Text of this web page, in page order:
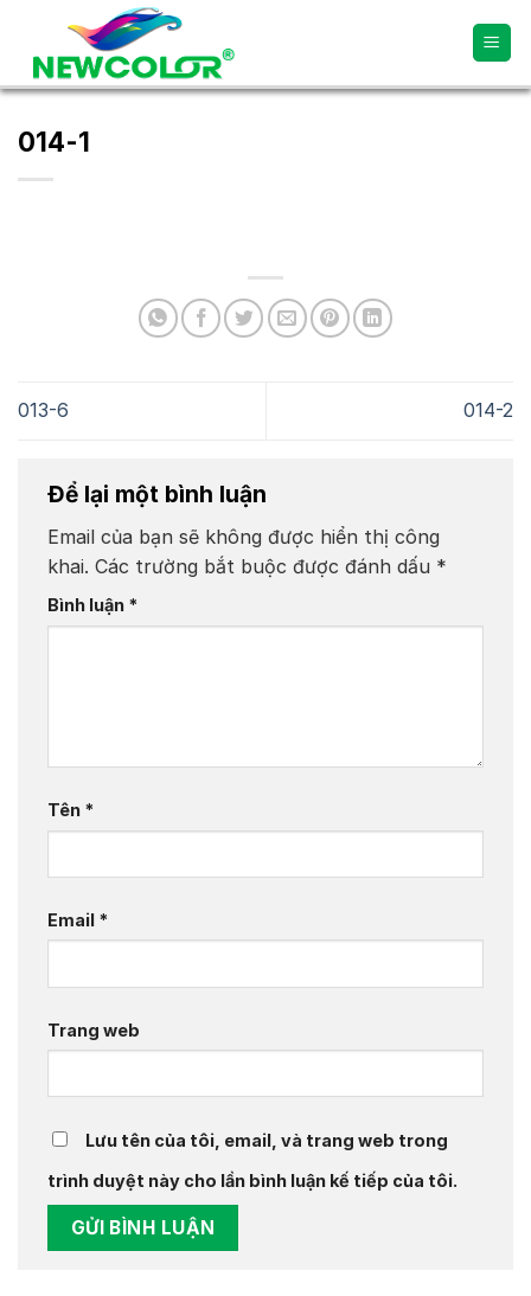
content
014-1
013-6 014-2
Để lại một bình luận
Email của bạn sẽ không được hiển thị công
khai. Các trường bắt buộc được đánh dấu *
Bình luận *
Tên *
Email *
Trang web
Lưu tên của tôi, email, và trang web trong
trình duyệt này cho lần bình luận kế tiếp của tôi.